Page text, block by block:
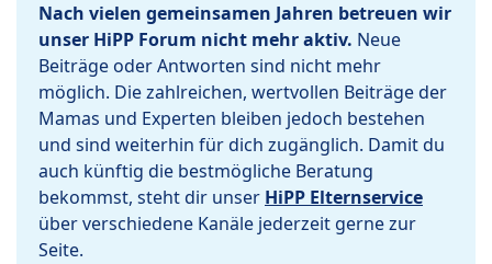
Nach vielen gemeinsamen Jahren betreuen wir
unser HiPP Forum nicht mehr aktiv. Neue
Beiträge oder Antworten sind nicht mehr
möglich. Die zahlreichen, wertvollen Beiträge der
Mamas und Experten bleiben jedoch bestehen
und sind weiterhin für dich zugänglich. Damit du
auch künftig die bestmögliche Beratung
bekommst, steht dir unser HiPP Elternservice
über verschiedene Kanäle jederzeit gerne zur
Seite.